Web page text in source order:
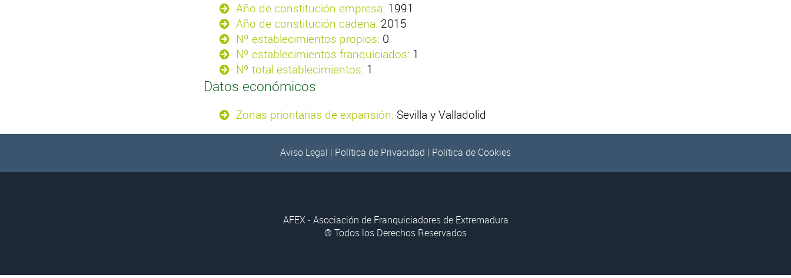
Año de constitución empresa: 1991
Año de constitución cadena: 2015
Nº establecimientos propios: 0
Nº establecimientos franquiciados: 1
Nº total establecimientos: 1
Datos económicos
Zonas prioritarias de expansión: Sevilla y Valladolid
Aviso Legal | Política de Privacidad | Política de Cookies
AFEX - Asociación de Franquiciadores de Extremadura
® Todos los Derechos Reservados